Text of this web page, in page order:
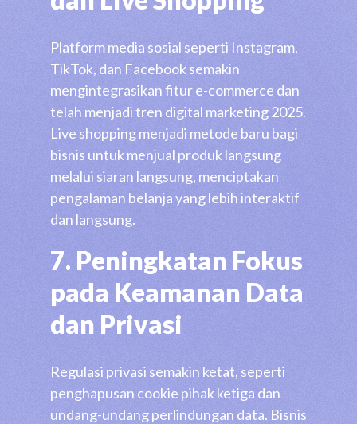
Platform media sosial seperti Instagram,
TikTok, dan Facebook semakin
mengintegrasikan fitur e-commerce dan
telah menjadi tren digital marketing 2025.
Live shopping menjadi metode baru bagi
bisnis untuk menjual produk langsung
melalui siaran langsung, menciptakan
pengalaman belanja yang lebih interaktif
dan langsung.
7. Peningkatan Fokus
pada Keamanan Data
dan Privasi
Regulasi privasi semakin ketat, seperti
penghapusan cookie pihak ketiga dan
undang-undang perlindungan data. Bisnis